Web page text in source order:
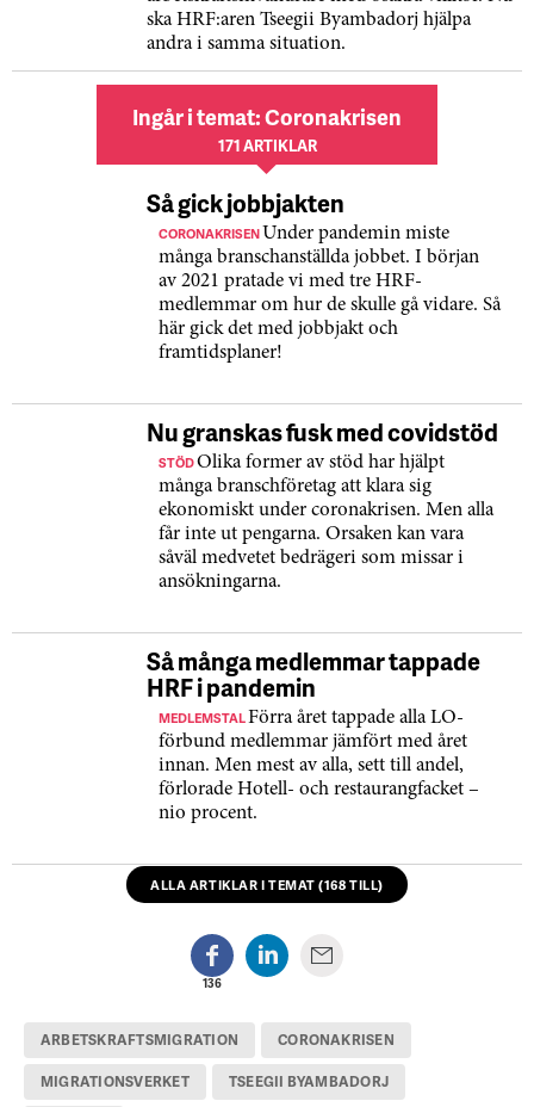
ska HRF:aren Tseegii Byambadorj hjälpa
andra i samma situation.
Ingår i temat: Coronakrisen
171 ARTIKLAR
Så gick jobbjakten
CORONAKRISEN Under pandemin miste
många branschanställda jobbet. I början
av 2021 pratade vi med tre HRF-
medlemmar om hur de skulle gå vidare. Så
här gick det med jobbjakt och
framtidsplaner!
Nu granskas fusk med covidstöd
STÖDOlika former av stöd har hjälpt
många branschföretag att klara sig
ekonomiskt under coronakrisen. Men alla
får inte ut pengarna. Orsaken kan vara
såväl medvetet bedrägeri som missar i
ansökningarna.
Så många medlemmar tappade
HRF i pandemin
MEDLEMSTALFörra året tappade alla LO-
förbund medlemmar jämfört med året
innan. Men mest av alla, sett till andel,
förlorade Hotell- och restaurangfacket –
nio procent.
ALLA ARTIKLAR I TEMAT (168 TILL)
136
ARBETSKRAFTSMIGRATION CORONAKRISEN
MIGRATIONSVERKET TSEEGII BYAMBADORJ